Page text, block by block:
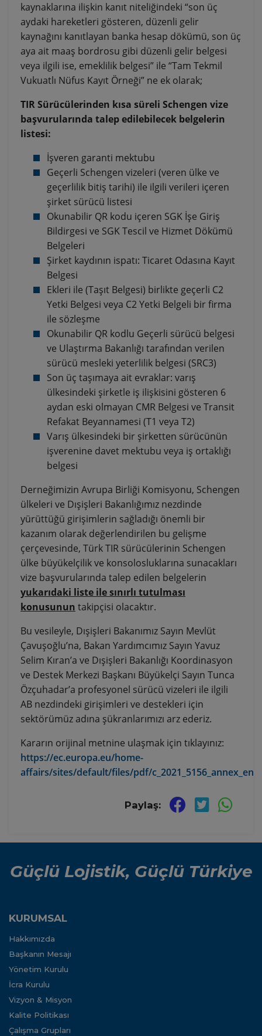
kaynaklarına ilişkin kanıt niteliğindeki “son üç
aydaki hareketleri gösteren, düzenli gelir
kaynağını kanıtlayan banka hesap dökümü, son üç
aya ait maaş bordrosu gibi düzenli gelir belgesi
veya ilgili ise, emeklilik belgesi” ile “Tam Tekmil
Vukuatlı Nüfus Kayıt Örneği” ne ek olarak;
TIR Sürücülerinden kısa süreli Schengen vize
başvurularında talep edilebilecek belgelerin
listesi:
İşveren garanti mektubu
Geçerli Schengen vizeleri (veren ülke ve
geçerlilik bitiş tarihi) ile ilgili verileri içeren
şirket sürücü listesi
Okunabilir QR kodu içeren SGK İşe Giriş
Bildirgesi ve SGK Tescil ve Hizmet Dökümü
Belgeleri
Şirket kaydının ispatı: Ticaret Odasına Kayıt
Belgesi
Ekleri ile (Taşıt Belgesi) birlikte geçerli C2
Yetki Belgesi veya C2 Yetki Belgeli bir firma
ile sözleşme
Okunabilir QR kodlu Geçerli sürücü belgesi
ve Ulaştırma Bakanlığı tarafından verilen
sürücü mesleki yeterlilik belgesi (SRC3)
Son üç taşımaya ait evraklar: varış
ülkesindeki şirketle iş ilişkisini gösteren 6
aydan eski olmayan CMR Belgesi ve Transit
Refakat Beyannamesi (T1 veya T2)
Varış ülkesindeki bir şirketten sürücünün
işverenine davet mektubu veya iş ortaklığı
belgesi
Derneğimizin Avrupa Birliği Komisyonu, Schengen
ülkeleri ve Dışişleri Bakanlığımız nezdinde
yürüttüğü girişimlerin sağladığı önemli bir
kazanım olarak değerlendirilen bu gelişme
çerçevesinde, Türk TIR sürücülerinin Schengen
ülke büyükelçilik ve konsolosluklarına sunacakları
vize başvurularında talep edilen belgelerin
yukarıdaki liste ile sınırlı tutulması
konusunun takipçisi olacaktır.
Bu vesileyle, Dışişleri Bakanımız Sayın Mevlüt
Çavuşoğlu’na, Bakan Yardımcımız Sayın Yavuz
Selim Kıran’a ve Dışişleri Bakanlığı Koordinasyon
ve Destek Merkezi Başkanı Büyükelçi Sayın Tunca
Özçuhadar’a profesyonel sürücü vizeleri ile ilgili
AB nezdindeki girişimleri ve destekleri için
sektörümüz adına şükranlarımızı arz ederiz.
Kararın orijinal metnine ulaşmak için tıklayınız:
https://ec.europa.eu/home-
affairs/sites/default/files/pdf/
Paylaş:
Güçlü Lojistik, Güçlü Türkiye
KURUMSAL
Hakkımızda
Başkanın Mesajı
Yönetim Kurulu
İcra Kurulu
Vizyon & Misyon
Kalite Politikası
Çalışma Grupları